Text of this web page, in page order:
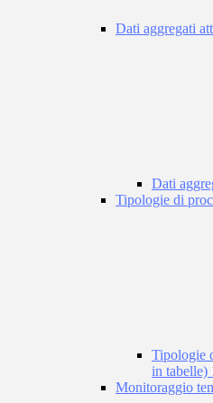
Dati aggregati
Dati
Tipologie di
Tipologie
in tabelle)
Monitoraggio